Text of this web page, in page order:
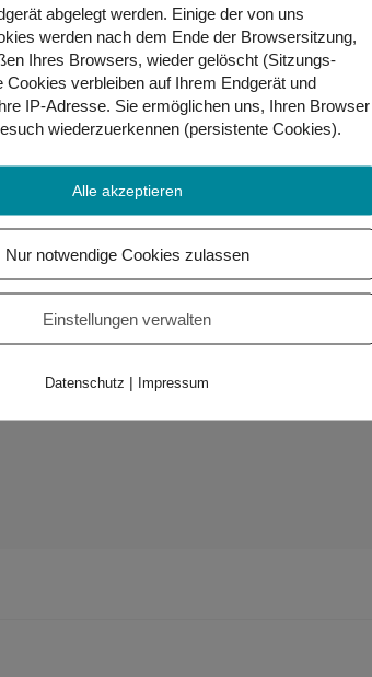
eine besondere Vokabelliste
eine gezeigt wird.
abgelegt werden. Einige der von uns
werden nach dem Ende der Browsersitzung,
Ihres Browsers, wieder gelöscht (Sitzungs-
Cookies verbleiben auf Ihrem Endgerät und
IP-Adresse. Sie ermöglichen uns, Ihren Browser
wiederzuerkennen (persistente Cookies)
Alle akzeptieren
Nur notwendige Cookies zulassen
Einstellungen verwalten
Datenschutz | Impressum